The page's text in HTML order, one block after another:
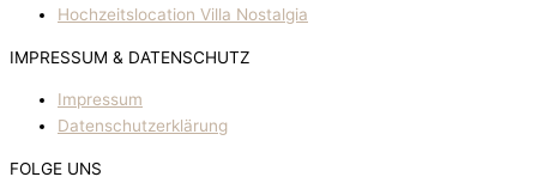
Hochzeitslocation Villa Nostalgia
IMPRESSUM & DATENSCHUTZ
Impressum
Datenschutzerklärung
FOLGE UNS